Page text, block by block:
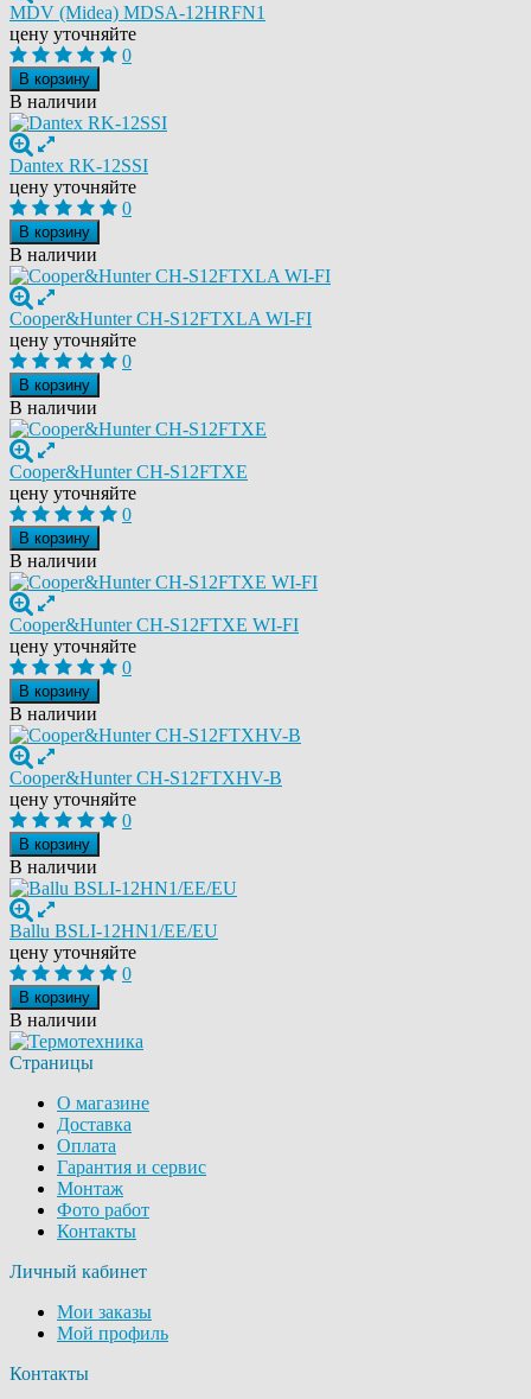
MDV (Midea) MDSA-12HRFN1
цену уточняйте
0
В корзину
В наличии
Dantex RK-12SSI
цену уточняйте
0
В корзину
В наличии
Cooper&Hunter CH-S12FTXLA WI-FI
цену уточняйте
0
В корзину
В наличии
Cooper&Hunter CH-S12FTXE
цену уточняйте
0
В корзину
В наличии
Cooper&Hunter CH-S12FTXE WI-FI
цену уточняйте
0
В корзину
В наличии
Cooper&Hunter CH-S12FTXHV-B
цену уточняйте
0
В корзину
В наличии
Ballu BSLI-12HN1/EE/EU
цену уточняйте
0
В корзину
В наличии
Страницы
О магазине
Доставка
Оплата
Гарантия и сервис
Монтаж
Фото работ
Контакты
Личный кабинет
Мои заказы
Мой профиль
Контакты